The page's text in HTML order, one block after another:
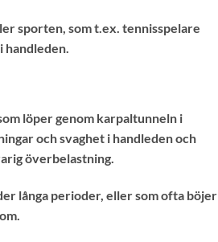
sporten, som t.ex. tennisspelare
löper genom karpaltunneln i
och svaghet i handleden och
överbelastning.
långa perioder, eller som ofta böjer